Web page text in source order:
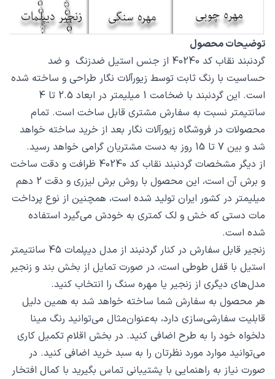
توضیحات محصول
گردنبند نقاب کد 40240 از جنس استیل ضدزنگ و ضد
حساسیت با رنگ ثابت توسط زیورآلات نگار طراحی و ساخته شده
است. این گردنبند با ضخامت 1 میلیمتر در ابعاد 2.5 تا 4
سانتیمتر نسبت به سفارش مشتری قابل ساخت است. تمام
محصولات در فروشگاه زیورآلات نگار بعد از خرید ساخته خواهد
شد و بین 7 تا 15 روز به دست مشتریان گرامی خواهد رسید.
از دیگر مشخصات گردنبند نقاب کد 40240 ظرافت و دقت ساخت
و برش آن است، این محصول با روش برش لیزری و دقت 2 دهم
میلیمتر در کشور ایران تولید شده است، همچنین از نوع پرداخت
مات دستی که خش و لک کمتری به خودش می‌گیرد استفاده
شده است.
زنجیر قابل سفارش در کنار گردنبند از مدل دیپلمات 45 سانتیمتر
استیل با قفل طوطی است، در صورت تمایل از بخش بند و زنجیر
مدل‌های دیگری از زنجیر یا مهره سنگ را انتخاب کنید.
هر محصول به سفارش شما ساخته خواهد شد به همین دلیل
قابلیت سفارشی‌سازی دارد، به‌عنوان‌مثال می‌توانید رنگ مینا
دلخواه خود را به طرح اضافی کنید. در بخش اقلام تکمیل کاری
می‌توانید موارد مورد نظرتان را به سبد خرید اضافی کنید. در
صورت نیاز به راهنمایی با پشتیبانی تماس بگیرید با کمال افتخار